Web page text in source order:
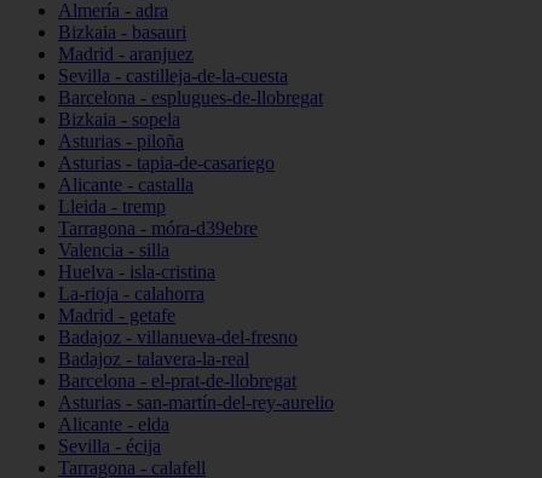
Almería - adra
Bizkaia - basauri
Madrid - aranjuez
Sevilla - castilleja-de-la-cuesta
Barcelona - esplugues-de-llobregat
Bizkaia - sopela
Asturias - piloña
Asturias - tapia-de-casariego
Alicante - castalla
Lleida - tremp
Tarragona - móra-d39ebre
Valencia - silla
Huelva - isla-cristina
La-rioja - calahorra
Madrid - getafe
Badajoz - villanueva-del-fresno
Badajoz - talavera-la-real
Barcelona - el-prat-de-llobregat
Asturias - san-martín-del-rey-aurelio
Alicante - elda
Sevilla - écija
Tarragona - calafell